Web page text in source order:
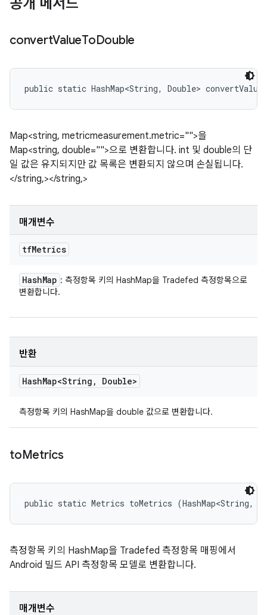
공개 메서드
convertValueToDouble
public static HashMap<String, Double>
Map<string, metricmeasurement.metric="">을
Map<string, double="">으로 변환합니다. int 및 double의 단
일 값은 유지되지만 값 목록은 변환되지 않으며 손실됩니다.
</string,></string,>
매개변수
tfMetrics
HashMap : 측정항목 키의 HashMap을 Tradefed 측정항목으로
변환합니다.
반환
HashMap<String , Double>
측정항목 키의 HashMap을 double 값으로 변환합니다.
toMetrics
public static Metrics toMetrics (HashMap<String,
측정항목 키의 HashMap을 Tradefed 측정항목 매핑에서
Android 빌드 API 측정항목 모델로 변환합니다.
매개변수